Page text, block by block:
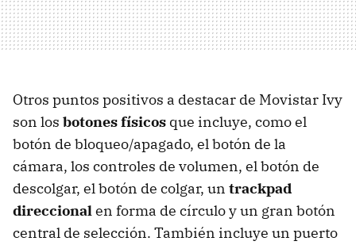
Otros puntos positivos a destacar de Movistar Ivy
son los botones físicos que incluye, como el
botón de bloqueo/apagado, el botón de la
cámara, los controles de volumen, el botón de
descolgar, el botón de colgar, un trackpad
direccionalen forma de círculo y un gran botón
central de selección. También incluye un puerto